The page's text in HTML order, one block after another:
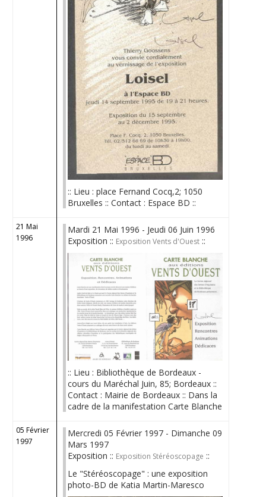
:: Lieu : place Fernand Cocq,2; 1050
Bruxelles :: Contact : Espace BD ::
21 Mai
1996
Mardi 21 Mai 1996 - Jeudi 06 Juin 1996
Exposition :: Exposition Vents d'Ouest ::
:: Lieu : Bibliothèque de Bordeaux -
cours du Maréchal Juin, 85; Bordeaux ::
Contact : Mairie de Bordeaux :: Dans la
cadre de la manifestation Carte Blanche
05 Février
1997
Mercredi 05 Février 1997 - Dimanche 09
Mars 1997
Exposition :: Exposition Stéréoscopage ::
Le "Stéréoscopage" : une exposition
photo-BD de Katia Martin-Maresco